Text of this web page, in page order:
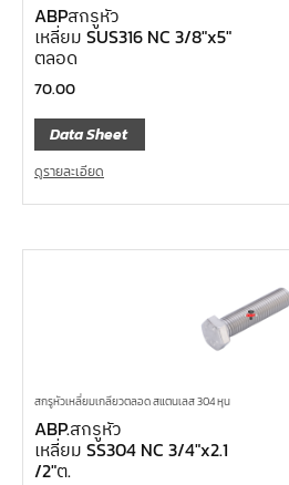
ABPสกรูหัว
เหลี่ยม SUS316 NC 3/8″x5″
ตลอด
70.00
Data Sheet
ดูรายละเอียด
สกรูหัวเหลี่ยมเกลียวตลอด สแตนเลส 304 หุน
ABP.สกรูหัว
เหลี่ยม SS304 NC 3/4″x2.1
/2″ต.